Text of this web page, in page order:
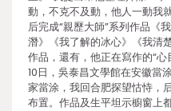
動，不克不及動，他人一動我
后完成“親歷大師”系列作品《
潛》《我了解的冰心》《我清
作品，還有，他正在寫作的“心
10日，吳泰昌文學館在安徽當
家當涂，我回合肥探望怙恃，
布置。作品及生平坦示櫥窗上